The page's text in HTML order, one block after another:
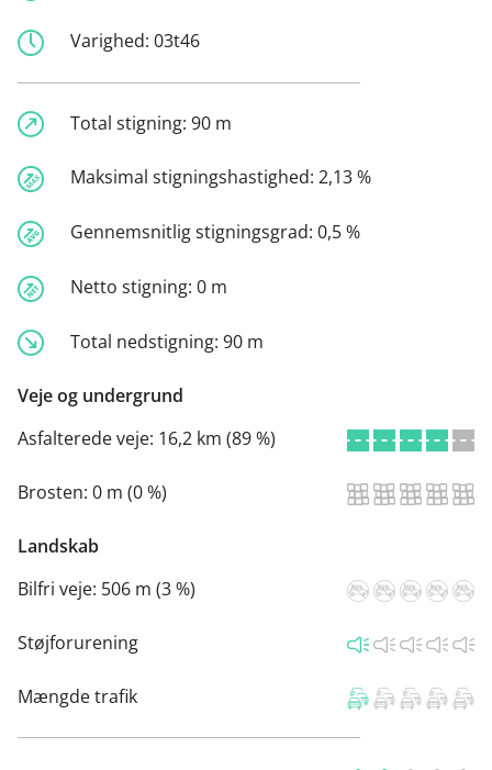
Varighed: 03t46
Total stigning: 90 m
Maksimal stigningshastighed: 2,13 %
Gennemsnitlig stigningsgrad: 0,5 %
Netto stigning: 0 m
Total nedstigning: 90 m
Veje og undergrund
Asfalterede veje: 16,2 km (89 %)
Brosten: 0 m (0 %)
Landskab
Bilfri veje: 506 m (3 %)
Støjforurening
Mængde trafik